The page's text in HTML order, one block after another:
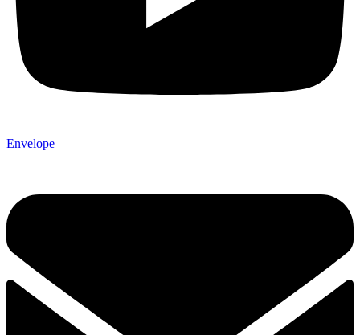
Envelope